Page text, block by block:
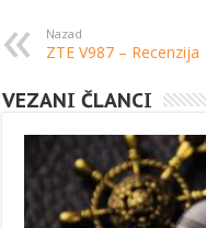
Nazad
ZTE V987 – Recenzija
VEZANI ČLANCI